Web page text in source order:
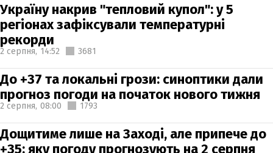
Україну накрив "тепловий купол": у 5
регіонах зафіксували температурні
рекорди
2 серпня, 14:52 3681
До +37 та локальні грози: синоптики дали
прогноз погоди на початок нового тижня
2 серпня, 08:00 1793
Дощитиме лише на Заході, але припече до
+35: яку погоду прогнозують на 2 серпня